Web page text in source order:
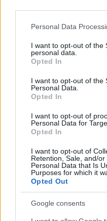
Please note that this
not limited to your visit or
grant or deny consent to
use your data for below
consent section.
Personal Data
I want to opt-out of the
personal data.
Opted In
I want to opt-out of the
Personal Data.
Opted In
I want to opt-out of
Personal Data for
Opted In
I want to opt-out of
Retention, Sale, and/
Personal Data that Is
Purposes for which it
Opted Out
Google consents
Όροι Χρήσης. Το site
Πολιτική Απορρήτου
ΒΟΛΟΝΤΙΜΙΡ
Share: